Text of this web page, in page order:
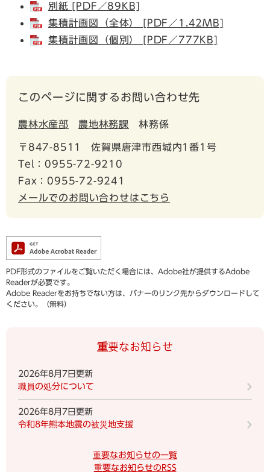
別紙 [PDF／89KB]
集積計画図（全体） [PDF／1.42MB]
集積計画図（個別） [PDF／777KB]
このページに関するお問い合わせ先
農林水産部 農地林務課 林務係
〒847-8511
佐賀県唐津市西城内1番1号
Tel：0955-72-9210
Fax：0955-72-9241
メールでのお問い合わせはこちら
PDF形式のファイルをご覧いただく場合には、Adobe社が提供するAdobe
Readerが必要です。
Adobe Readerをお持ちでない方は、バナーのリンク先からダウンロードして
ください。（無料）
重要なお知らせ
2026年8月7日更新
職員の処分について
2026年8月7日更新
令和8年熊本地震の被災地支援
重要なお知らせの一覧
重要なお知らせのRSS